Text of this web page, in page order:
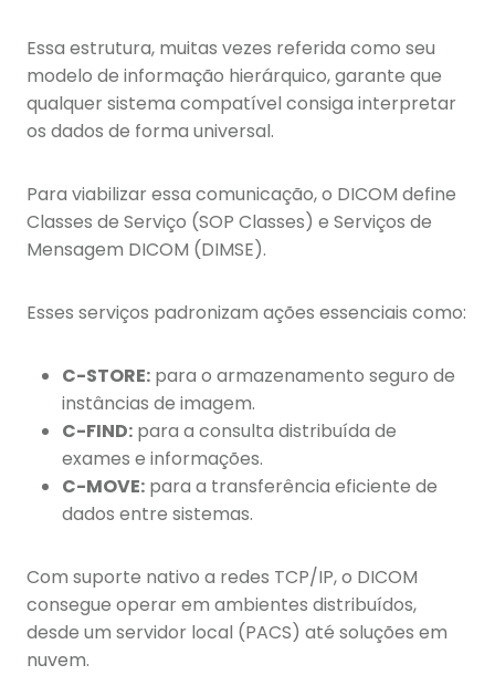
Essa estrutura, muitas vezes referida como seu
modelo de informação hierárquico, garante que
qualquer sistema compatível consiga interpretar
os dados de forma universal.
Para viabilizar essa comunicação, o DICOM define
Classes de Serviço (SOP Classes) e Serviços de
Mensagem DICOM (DIMSE).
Esses serviços padronizam ações essenciais como:
C-STORE: para o armazenamento seguro de
instâncias de imagem.
C-FIND: para a consulta distribuída de
exames e informações.
C-MOVE: para a transferência eficiente de
dados entre sistemas.
Com suporte nativo a redes TCP/IP, o DICOM
consegue operar em ambientes distribuídos,
desde um servidor local (PACS) até soluções em
nuvem.